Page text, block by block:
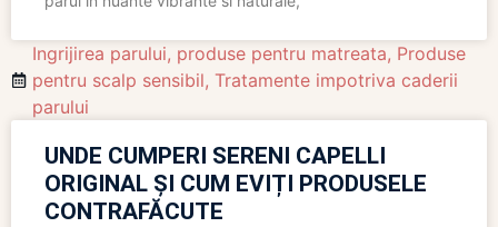
Ingrijirea parului, produse pentru matreata, Produse
pentru scalp sensibil, Tratamente impotriva caderii
parului
UNDE CUMPERI SERENI CAPELLI
ORIGINAL ȘI CUM EVIȚI PRODUSELE
CONTRAFĂCUTE